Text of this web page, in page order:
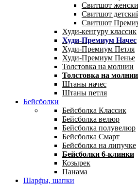
Свитшот
Свитшот
Свитшот
Худи-кенгуру классик
Худи-Премиум Начес
Худи-Премиум Петля
Худи-Премиум Пенье
Толстовка на молнии
Толстовка на
Штаны начес
Штаны петля
Бейсболки
Бейсболка Классик
Бейсболка велюр
Бейсболка полувелюр
Бейсболка Смарт
Бейсболка на липучке
Бейсболки 6-клинки
Козырек
Панама
Шарфы, шапки